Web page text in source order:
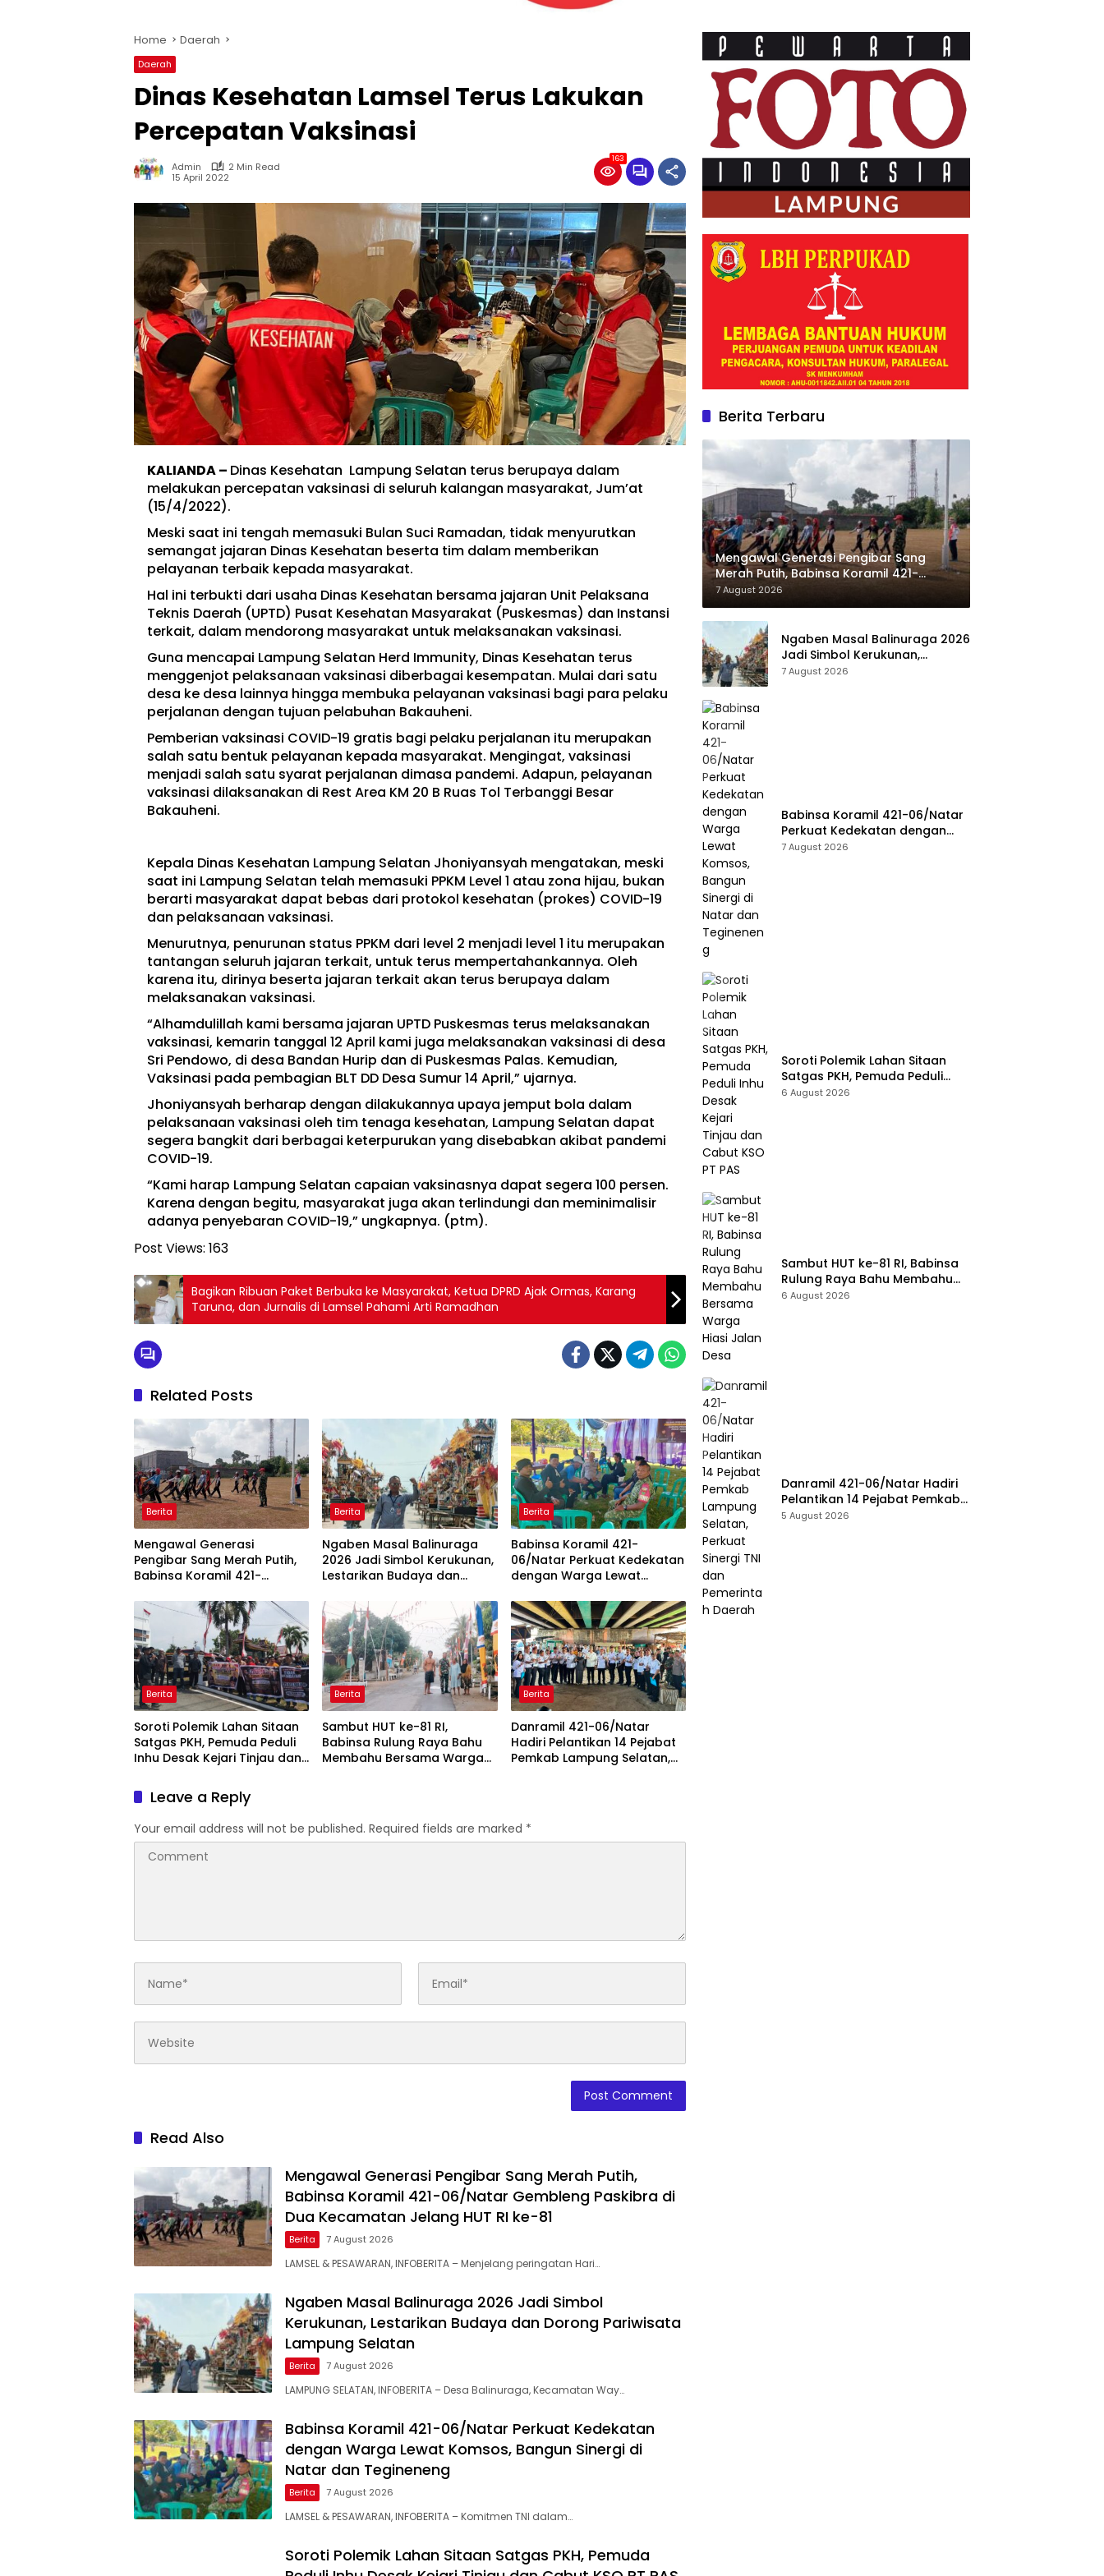
Home Daerah
Daerah
Dinas Kesehatan Lamsel Terus Lakukan
Percepatan Vaksinasi
Admin
2 Min Read
15 April 2022
163
KALIANDA – Dinas Kesehatan Lampung Selatan terus berupaya dalam
melakukan percepatan vaksinasi di seluruh kalangan masyarakat, Jum’at
(15/4/2022).
Meski saat ini tengah memasuki Bulan Suci Ramadan, tidak menyurutkan
semangat jajaran Dinas Kesehatan beserta tim dalam memberikan
pelayanan terbaik kepada masyarakat.
Hal ini terbukti dari usaha Dinas Kesehatan bersama jajaran Unit Pelaksana
Teknis Daerah (UPTD) Pusat Kesehatan Masyarakat (Puskesmas) dan Instansi
terkait, dalam mendorong masyarakat untuk melaksanakan vaksinasi.
Guna mencapai Lampung Selatan Herd Immunity, Dinas Kesehatan terus
menggenjot pelaksanaan vaksinasi diberbagai kesempatan. Mulai dari satu
desa ke desa lainnya hingga membuka pelayanan vaksinasi bagi para pelaku
perjalanan dengan tujuan pelabuhan Bakauheni.
Pemberian vaksinasi COVID-19 gratis bagi pelaku perjalanan itu merupakan
salah satu bentuk pelayanan kepada masyarakat. Mengingat, vaksinasi
menjadi salah satu syarat perjalanan dimasa pandemi. Adapun, pelayanan
vaksinasi dilaksanakan di Rest Area KM 20 B Ruas Tol Terbanggi Besar
Bakauheni.
Kepala Dinas Kesehatan Lampung Selatan Jhoniyansyah mengatakan, meski
saat ini Lampung Selatan telah memasuki PPKM Level 1 atau zona hijau, bukan
berarti masyarakat dapat bebas dari protokol kesehatan (prokes) COVID-19
dan pelaksanaan vaksinasi.
Menurutnya, penurunan status PPKM dari level 2 menjadi level 1 itu merupakan
tantangan seluruh jajaran terkait, untuk terus mempertahankannya. Oleh
karena itu, dirinya beserta jajaran terkait akan terus berupaya dalam
melaksanakan vaksinasi.
“Alhamdulillah kami bersama jajaran UPTD Puskesmas terus melaksanakan
vaksinasi, kemarin tanggal 12 April kami juga melaksanakan vaksinasi di desa
Sri Pendowo, di desa Bandan Hurip dan di Puskesmas Palas. Kemudian,
Vaksinasi pada pembagian BLT DD Desa Sumur 14 April,” ujarnya.
Jhoniyansyah berharap dengan dilakukannya upaya jemput bola dalam
pelaksanaan vaksinasi oleh tim tenaga kesehatan, Lampung Selatan dapat
segera bangkit dari berbagai keterpurukan yang disebabkan akibat pandemi
COVID-19.
“Kami harap Lampung Selatan capaian vaksinasnya dapat segera 100 persen.
Karena dengan begitu, masyarakat juga akan terlindungi dan meminimalisir
adanya penyebaran COVID-19,” ungkapnya. (ptm).
Post Views: 163
Bagikan Ribuan Paket Berbuka ke Masyarakat, Ketua DPRD Ajak Ormas, Karang
Taruna, dan Jurnalis di Lamsel Pahami Arti Ramadhan
Related Posts
Berita
Mengawal Generasi
Pengibar Sang Merah Putih,
Babinsa Koramil 421-
Paskibra di Dua Kecamatan
Jelang HUT RI ke-81
Berita
Ngaben Masal Balinuraga
2026 Jadi Simbol Kerukunan,
Lestarikan Budaya dan
Selatan
Berita
Babinsa Koramil 421-
06/Natar Perkuat Kedekatan
dengan Warga Lewat
Natar dan Tegineneng
Berita
Soroti Polemik Lahan Sitaan
Satgas PKH, Pemuda Peduli
Inhu Desak Kejari Tinjau dan
Berita
Sambut HUT ke-81 RI,
Babinsa Rulung Raya Bahu
Membahu Bersama Warga
Berita
Danramil 421-06/Natar
Hadiri Pelantikan 14 Pejabat
Pemkab Lampung Selatan,
Leave a Reply
Your email address will not be published. Required fields are marked *
Read Also
Mengawal Generasi Pengibar Sang Merah Putih,
Babinsa Koramil 421-06/Natar Gembleng Paskibra di
Dua Kecamatan Jelang HUT RI ke-81
Berita 7 August 2026
LAMSEL & PESAWARAN, INFOBERITA – Menjelang peringatan Hari…
Ngaben Masal Balinuraga 2026 Jadi Simbol
Kerukunan, Lestarikan Budaya dan Dorong Pariwisata
Lampung Selatan
Berita 7 August 2026
LAMPUNG SELATAN, INFOBERITA – Desa Balinuraga, Kecamatan Way…
Babinsa Koramil 421-06/Natar Perkuat Kedekatan
dengan Warga Lewat Komsos, Bangun Sinergi di
Natar dan Tegineneng
Berita 7 August 2026
LAMSEL & PESAWARAN, INFOBERITA – Komitmen TNI dalam…
Soroti Polemik Lahan Sitaan Satgas PKH, Pemuda
Berita Terbaru
Mengawal Generasi Pengibar Sang
Merah Putih, Babinsa Koramil 421-
06/Natar Gembleng Paskibra di Dua
Kecamatan Jelang HUT RI ke-81
7 August 2026
Ngaben Masal Balinuraga 2026
Jadi Simbol Kerukunan,
Lestarikan Budaya dan Dorong
7 August 2026
Babinsa Koramil 421-06/Natar
Perkuat Kedekatan dengan
Warga Lewat Komsos, Bangun
7 August 2026
Soroti Polemik Lahan Sitaan
Satgas PKH, Pemuda Peduli
Inhu Desak Kejari Tinjau dan
6 August 2026
Sambut HUT ke-81 RI, Babinsa
Rulung Raya Bahu Membahu
Bersama Warga Hiasi Jalan
6 August 2026
Danramil 421-06/Natar Hadiri
Pelantikan 14 Pejabat Pemkab
Lampung Selatan, Perkuat
5 August 2026